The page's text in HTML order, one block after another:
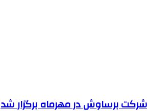
برساوش در مهرماه برگزار شد